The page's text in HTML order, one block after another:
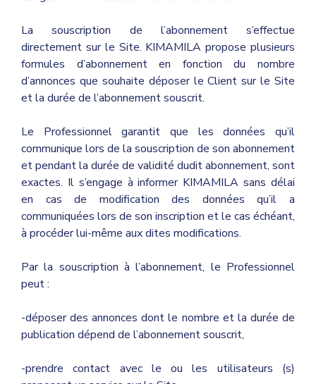
La souscription de l’abonnement s’effectue
directement sur le Site. KIMAMILA propose plusieurs
formules d’abonnement en fonction du nombre
d’annonces que souhaite déposer le Client sur le Site
et la durée de l’abonnement souscrit.
Le Professionnel garantit que les données qu’il
communique lors de la souscription de son abonnement
et pendant la durée de validité dudit abonnement, sont
exactes. Il s’engage à informer KIMAMILA sans délai
en cas de modification des données qu’il a
communiquées lors de son inscription et le cas échéant,
à procéder lui-même aux dites modifications.
Par la souscription à l’abonnement, le Professionnel
peut :
-déposer des annonces dont le nombre et la durée de
publication dépend de l’abonnement souscrit,
-prendre contact avec le ou les utilisateurs (s)